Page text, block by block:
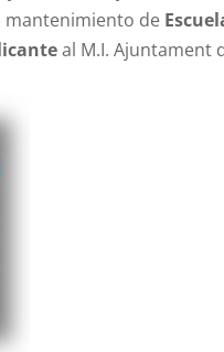
mantenimiento de
al M.I. Ajuntament